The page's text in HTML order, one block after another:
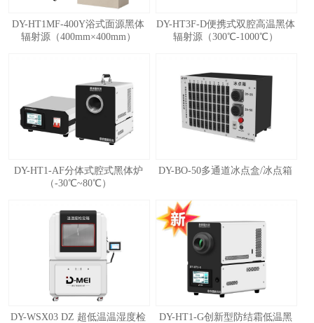
DY-HT1MF-400Y浴式面源黑体
辐射源（400mm×400mm）
DY-HT3F-D便携式双腔高温黑体
辐射源（300℃-1000℃）
DY-HT1-AF分体式腔式黑体炉
（-30℃~80℃）
DY-BO-50多通道冰点盒/冰点箱
DY-WSX03 DZ 超低温温湿度检
DY-HT1-G创新型防结霜低温黑